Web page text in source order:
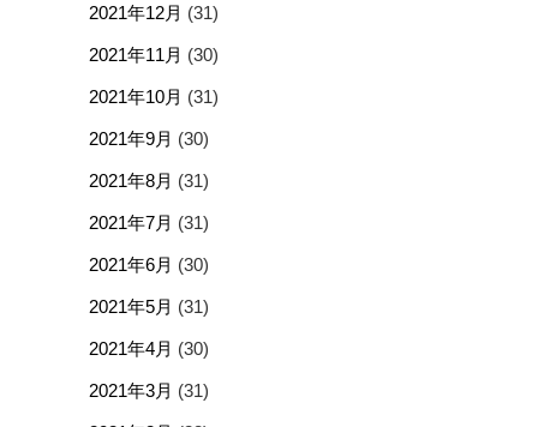
2021年12月 (31)
2021年11月 (30)
2021年10月 (31)
2021年9月 (30)
2021年8月 (31)
2021年7月 (31)
2021年6月 (30)
2021年5月 (31)
2021年4月 (30)
2021年3月 (31)